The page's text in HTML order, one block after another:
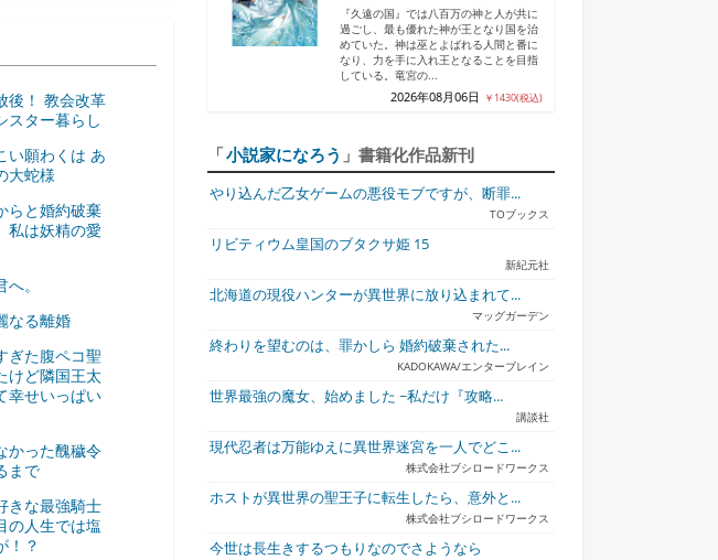
後！ 教会改革
スター暮らし
い願わくは あ
大蛇様
らと婚約破棄
私は妖精の愛
。
なる離婚
ぎた腹ペコ聖
けど隣国王太
幸せいっぱい
かった醜穢令
まで
きな最強騎士
の人生では塩
！？
『久遠の国』では八百万の神と人が共に
過ごし、最も優れた神が王となり国を治
めていた。神は巫とよばれる人間と番に
なり、力を手に入れ王となることを目指
している。竜宮の...
2026年08月06日 ￥1430(税込)
「小説家になろう 」書籍化作品新刊
やり込んだ乙女ゲームの悪役モブですが、断罪...
TOブックス
リビティウム皇国のブタクサ姫 15
新紀元社
北海道の現役ハンターが異世界に放り込まれて...
マッグガーデン
終わりを望むのは、罪かしら 婚約破棄された...
KADOKAWA/エンターブレイン
世界最強の魔女、始めました ~私だけ『攻略...
講談社
現代忍者は万能ゆえに異世界迷宮を一人でどこ...
株式会社ブシロードワークス
ホストが異世界の聖王子に転生したら、意外と...
株式会社ブシロードワークス
今世は長生きするつもりなのでさようなら